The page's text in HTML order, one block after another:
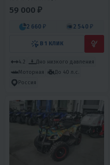
59 000 ₽
2 660 ₽ 2 540 ₽
В 1 КЛИК
4.2
Дно низкого давления
Моторная
До 40 л.с.
Россия